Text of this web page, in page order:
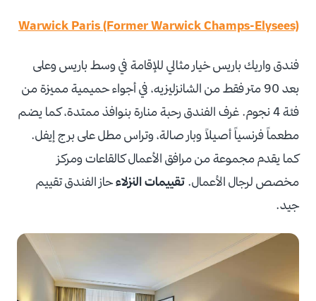
Warwick Paris (Former Warwick Champs-Elysees)
فندق واريك باريس خيار مثالي للإقامة في وسط باريس وعلى
بعد 90 متر فقط من الشانزليزيه، في أجواء حميمية مميزة من
فئة 4 نجوم. غرف الفندق رحبة منارة بنوافذ ممتدة، كما يضم
مطعماً فرنسياً أصيلاً وبار صالة، وتراس مطل على برج إيفل.
كما يقدم مجموعة من مرافق الأعمال كالقاعات ومركز
مخصص لرجال الأعمال. تقييمات النزلاءحاز الفندق تقييم
جيد.